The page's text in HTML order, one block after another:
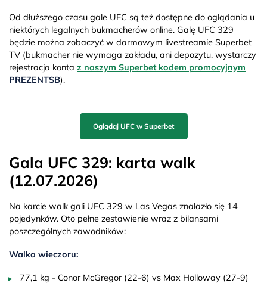
Od dłuższego czasu gale UFC są też dostępne do oglądania u
niektórych legalnych bukmacherów online. Galę UFC 329
będzie można zobaczyć w darmowym livestreamie Superbet
TV (bukmacher nie wymaga zakładu, ani depozytu, wystarczy
rejestracja konta z naszym Superbet kodem promocyjnym
PREZENTSB).
Oglądaj UFC w Superbet
Gala UFC 329: karta walk
(12.07.2026)
Na karcie walk gali UFC 329 w Las Vegas znalazło się 14
pojedynków. Oto pełne zestawienie wraz z bilansami
poszczególnych zawodników:
Walka wieczoru:
77,1 kg - Conor McGregor (22-6) vs Max Holloway (27-9)